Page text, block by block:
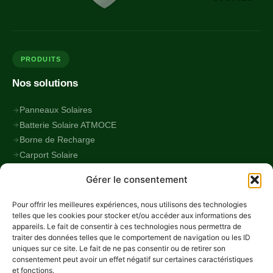
Gérer le consentement
Pour offrir les meilleures expériences, nous utilisons des technologies
telles que les cookies pour stocker et/ou accéder aux informations des
appareils. Le fait de consentir à ces technologies nous permettra de
traiter des données telles que le comportement de navigation ou les ID
uniques sur ce site. Le fait de ne pas consentir ou de retirer son
consentement peut avoir un effet négatif sur certaines caractéristiques
et fonctions.
PRODUITS
Nos solutions
Panneaux Solaires
Batterie Solaire ATMOCE
Borne de Recharge
Carport Solaire
Pilotage Intelligent
LIENS
Navigation
Blog
Avis clients